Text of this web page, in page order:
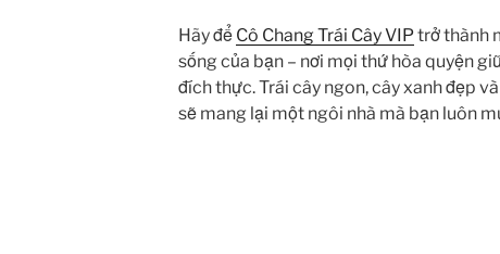
Hãy để Cô Chang Trái Cây VIPtrở thành
sống của bạn – nơi mọi thứ hòa quyện
đích thực. Trái cây ngon, cây xanh đẹp
sẽ mang lại một ngôi nhà mà bạn luôn